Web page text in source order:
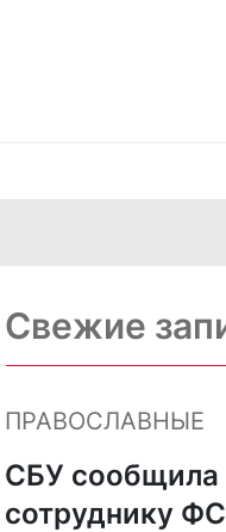
Свежие
ПРАВОСЛАВНЫЕ
СБУ сообщила
сотруднику